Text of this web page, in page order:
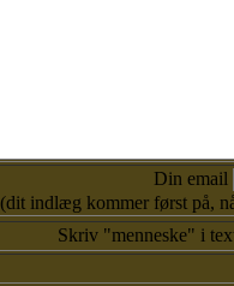
Din email
(dit indlæg kommer først på,
Skriv "menneske" i